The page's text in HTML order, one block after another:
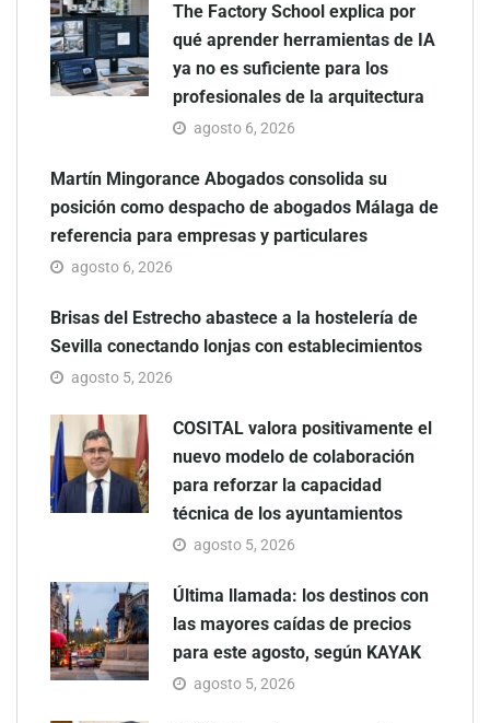
The Factory School explica por
qué aprender herramientas de IA
ya no es suficiente para los
profesionales de la arquitectura
agosto 6, 2026
Martín Mingorance Abogados consolida su
posición como despacho de abogados Málaga de
referencia para empresas y particulares
agosto 6, 2026
Brisas del Estrecho abastece a la hostelería de
Sevilla conectando lonjas con establecimientos
agosto 5, 2026
COSITAL valora positivamente el
nuevo modelo de colaboración
para reforzar la capacidad
técnica de los ayuntamientos
agosto 5, 2026
Última llamada: los destinos con
las mayores caídas de precios
para este agosto, según KAYAK
agosto 5, 2026